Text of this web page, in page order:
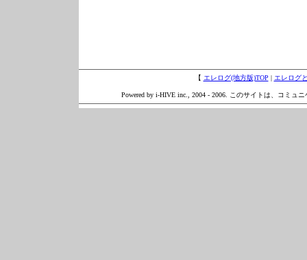
【 エレログ(地方版)TOP | エレログ
Powered by i-HIVE inc., 2004 - 2006. このサイトは、コミュ